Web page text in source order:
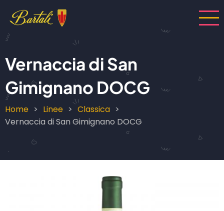
contenuto
principale
Vernaccia di San
Gimignano DOCG
Briciole
pane
Home Linee
Classica
Vernaccia di San Gimignano DOCG